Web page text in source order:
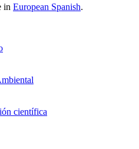
in European Spanish.
científica